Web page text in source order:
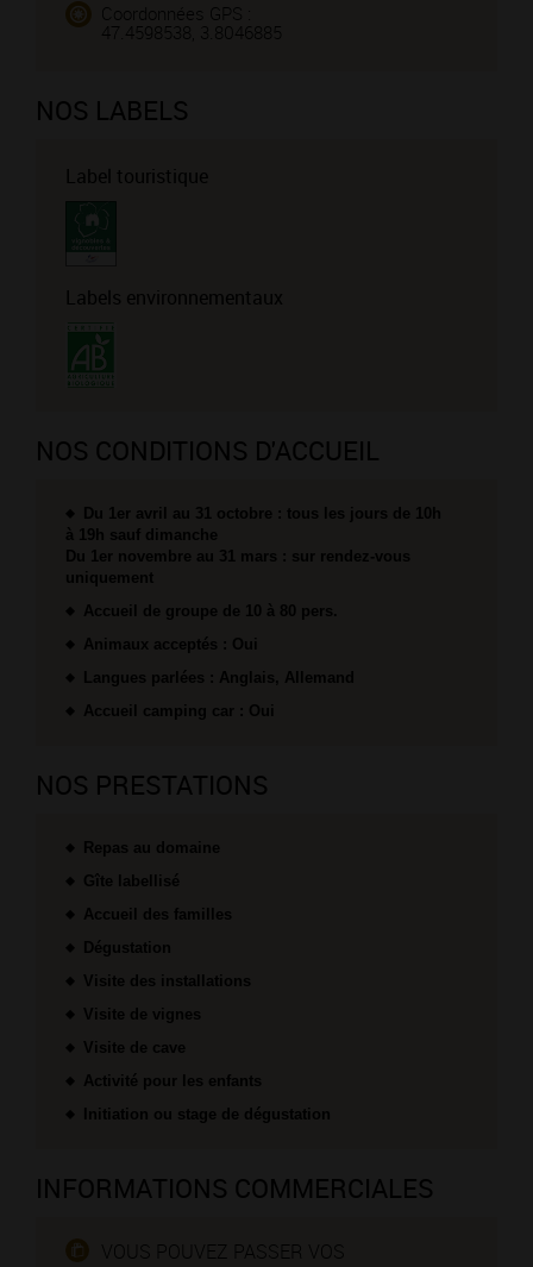
Coordonnées GPS :
47.4598538, 3.8046885
NOS LABELS
Label touristique
Labels environnementaux
NOS CONDITIONS D'ACCUEIL
Du 1er avril au 31 octobre : tous les jours de 10h
à 19h sauf dimanche
Du 1er novembre au 31 mars : sur rendez-vous
uniquement
Accueil de groupe de 10 à 80 pers.
Animaux acceptés : Oui
Langues parlées : Anglais, Allemand
Accueil camping car : Oui
NOS PRESTATIONS
Repas au domaine
Gîte labellisé
Accueil des familles
Dégustation
Visite des installations
Visite de vignes
Visite de cave
Activité pour les enfants
Initiation ou stage de dégustation
INFORMATIONS COMMERCIALES
VOUS POUVEZ PASSER VOS